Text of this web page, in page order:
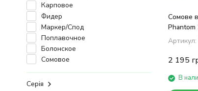
Сомове
Phantom
Артикул:
2 195
В
Карповое
Фидер
Маркер/Спод
Поплавочное
Болонское
Сомовое
Серія